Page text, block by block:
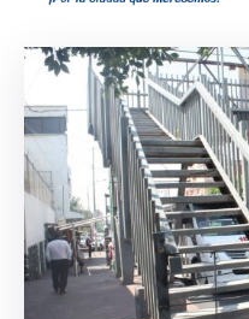
Gobierno
Turismo
Trámites
y
Servicios
Licitaciones
Transparencia